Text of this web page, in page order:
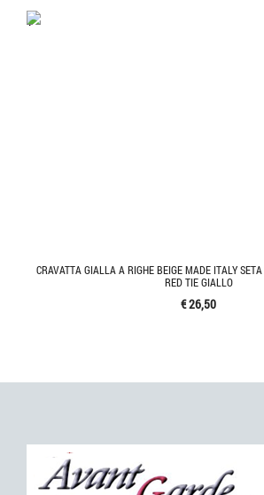
'.'
CRAVATTA GIALLA A RIGHE BEIGE MADE ITALY
RED TIE GIALLO
€ 26,50